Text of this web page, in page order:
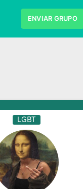
ENVIAR GRUPO
Religiao
Status
LGBT